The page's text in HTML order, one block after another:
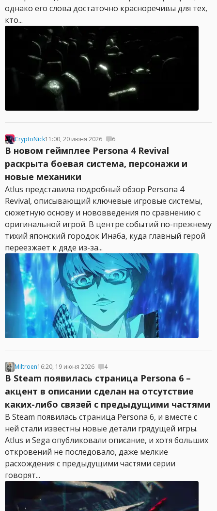
однако его слова достаточно красноречивы для тех,
кто...
CryptoNick11:00, 20 июня 2026 6
В новом геймплее Persona 4 Revival
раскрыта боевая система, персонажи и
новые механики
Atlus представила подробный обзор Persona 4
Revival, описывающий ключевые игровые системы,
сюжетную основу и нововведения по сравнению с
оригинальной игрой. В центре событий по-прежнему
тихий японский городок Инаба, куда главный герой
переезжает к дяде из-за...
Miltroen16:20, 19 июня 2026 4
В Steam появилась страница Persona 6 –
акцент в описании сделан на отсутствие
каких-либо связей с предыдущими частями
В Steam появилась страница Persona 6, и вместе с
ней стали известны новые детали грядущей игры.
Atlus и Sega опубликовали описание, и хотя больших
откровений не последовало, даже мелкие
расхождения с предыдущими частями серии
говорят...